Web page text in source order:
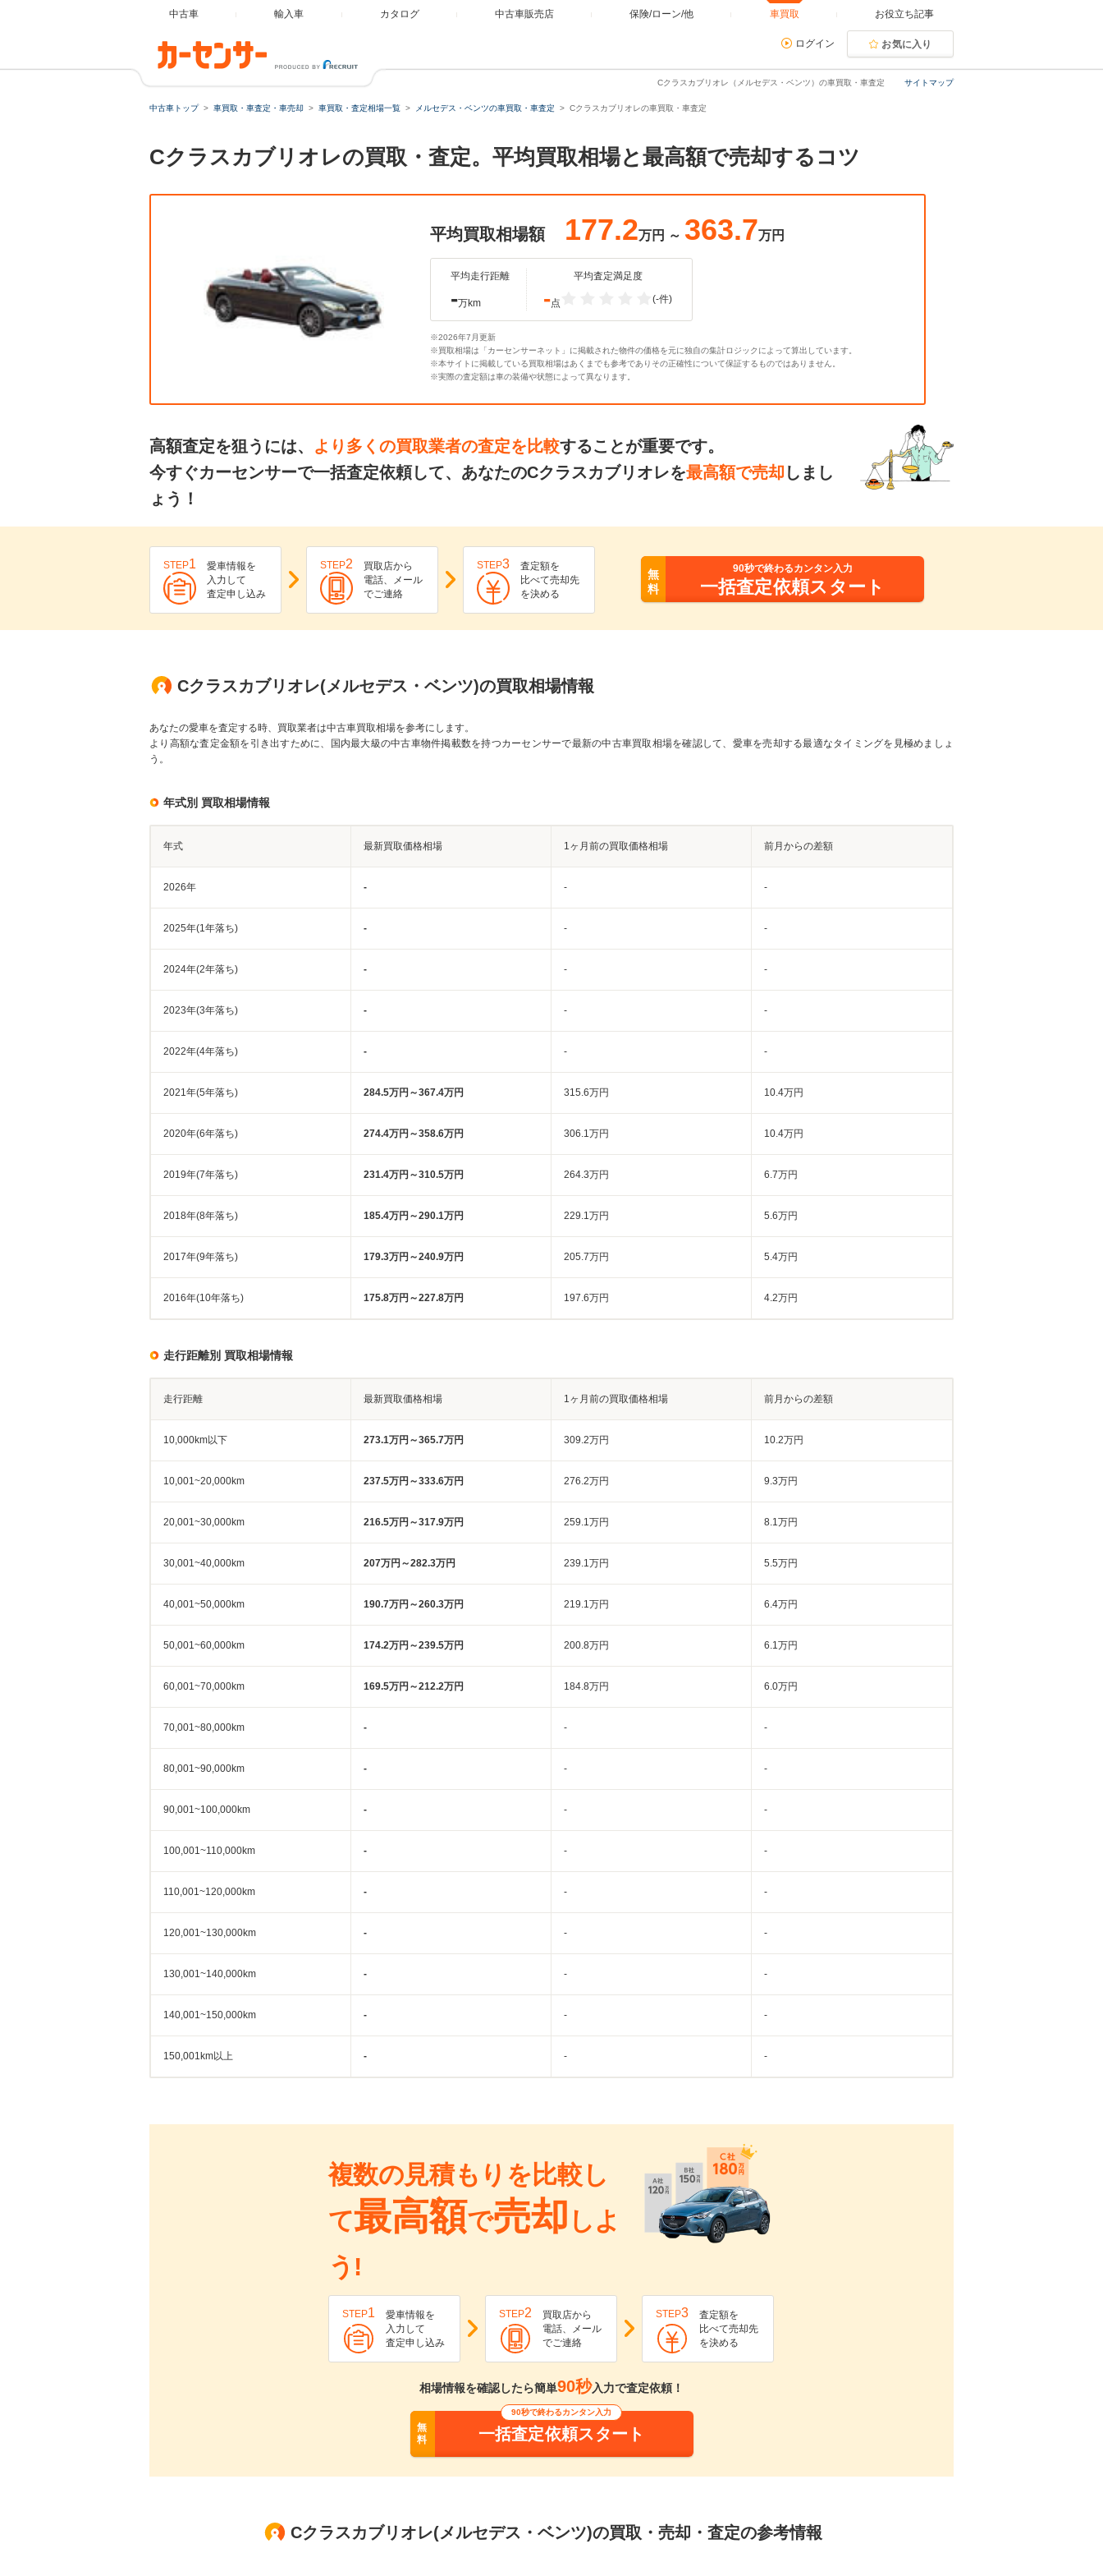
中古車 輸入車 カタログ 中古車販売店 保険/ローン/他 車買取 お役立ち記事
ログイン お気に入り
サイトマップ
Cクラスカブリオレ（メルセデス・ベンツ）の車買取・車査定
中古車トップ 車買取・車査定・車売却 車買取・査定相場一覧 メルセデス・ベンツの車買取・車査定 Cクラスカブリオレの車買取・車査定
Cクラスカブリオレの買取・査定。平均買取相場と最高額で売却するコツ
平均買取相場額 177.2万円 ～ 363.7万円
平均走行距離
-万km
平均査定満足度
-点 (-件)
※2026年7月更新
※買取相場は「カーセンサーネット」に掲載された物件の価格を元に独自の集計ロジックによって算出しています。
※本サイトに掲載している買取相場はあくまでも参考でありその正確性について保証するものではありません。
※実際の査定額は車の装備や状態によって異なります。
高額査定を狙うには、 より多くの買取業者の査定を比較することが重要です。
今すぐカーセンサーで一括査定依頼して、あなたのCクラスカブリオレを最高額で売却 しまし
ょう！
STEP1
愛車情報を
入力して
査定申し込み
STEP2
買取店から
電話、メール
でご連絡
STEP3
査定額を
比べて売却先
を決める
無
料
90秒で終わるカンタン入力
一括査定依頼スタート
Cクラスカブリオレ(メルセデス・ベンツ)の買取相場情報
あなたの愛車を査定する時、買取業者は中古車買取相場を参考にします。
より高額な査定金額を引き出すために、国内最大級の中古車物件掲載数を持つカーセンサーで最新の中古車買取相場を確認して、愛車を売却する最適なタイミングを見極めましょ
う。
年式別 買取相場情報
年式 最新買取価格相場 1ヶ月前の買取価格相場 前月からの差額
2026年 - - -
2025年(1年落ち) - - -
2024年(2年落ち) - - -
2023年(3年落ち) - - -
2022年(4年落ち) - - -
2021年(5年落ち) 284.5万円～367.4万円 315.6万円 10.4万円
2020年(6年落ち) 274.4万円～358.6万円 306.1万円 10.4万円
2019年(7年落ち) 231.4万円～310.5万円 264.3万円 6.7万円
2018年(8年落ち) 185.4万円～290.1万円 229.1万円 5.6万円
2017年(9年落ち) 179.3万円～240.9万円 205.7万円 5.4万円
2016年(10年落ち) 175.8万円～227.8万円 197.6万円 4.2万円
走行距離別 買取相場情報
走行距離 最新買取価格相場 1ヶ月前の買取価格相場 前月からの差額
10,000km以下 273.1万円～365.7万円 309.2万円 10.2万円
10,001~20,000km 237.5万円～333.6万円 276.2万円 9.3万円
20,001~30,000km 216.5万円～317.9万円 259.1万円 8.1万円
30,001~40,000km 207万円～282.3万円 239.1万円 5.5万円
40,001~50,000km 190.7万円～260.3万円 219.1万円 6.4万円
50,001~60,000km 174.2万円～239.5万円 200.8万円 6.1万円
60,001~70,000km 169.5万円～212.2万円 184.8万円 6.0万円
70,001~80,000km - - -
80,001~90,000km - - -
90,001~100,000km - - -
100,001~110,000km - - -
110,001~120,000km - - -
120,001~130,000km - - -
130,001~140,000km - - -
140,001~150,000km - - -
150,001km以上 - - -
複数の見積もりを比較し
て最高額で売却 しよ
う!
STEP1
愛車情報を
入力して
査定申し込み
STEP2
買取店から
電話、メール
でご連絡
STEP3
査定額を
比べて売却先
を決める
相場情報を確認したら簡単90秒入力で査定依頼！
無
料
90秒で終わるカンタン入力
一括査定依頼スタート
Cクラスカブリオレ(メルセデス・ベンツ)の買取・売却・査定の参考情報